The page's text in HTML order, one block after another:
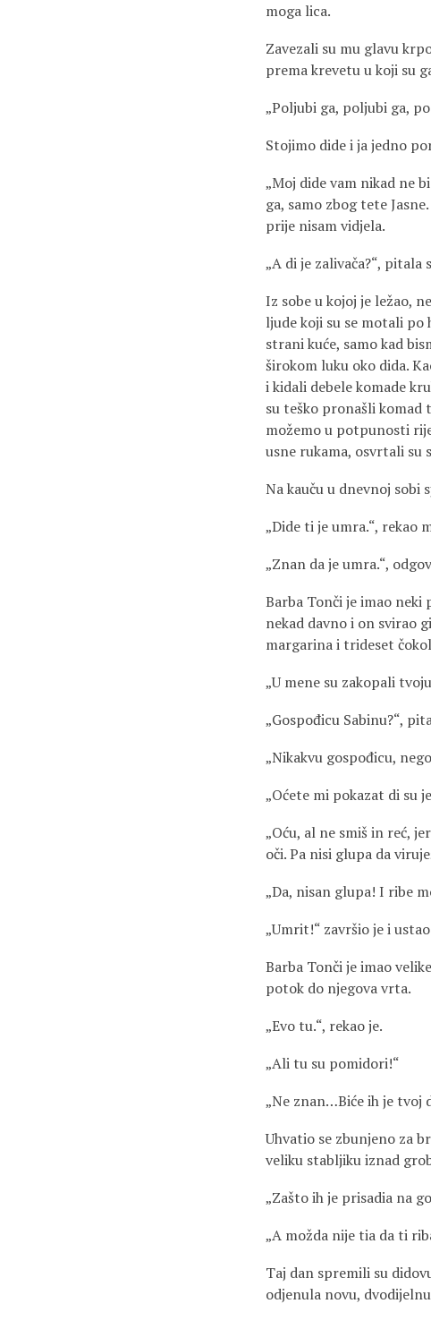
moga lica.
Zavezali su mu glavu
prema krevetu u koji su
„Poljubi ga, poljubi ga,
Stojimo dide i ja jedno
„Moj dide vam nikad ne
ga, samo zbog tete
prije nisam vidjela.
„A di je zalivača?“,
Iz sobe u kojoj je ležao,
ljude koji su se motali
strani kuće, samo kad
širokom luku oko dida.
i kidali debele komade
su teško pronašli komad
možemo u potpunosti
usne rukama, osvrtali su
Na kauču u dnevnoj sobi
„Dide ti je umra.“, rekao
„Znan da je umra.“,
Barba Tonči je imao neki
nekad davno i on svirao
margarina i trideset
„U mene su zakopali
„Gospođicu Sabinu?“,
„Nikakvu gospođicu,
„Oćete mi pokazat di su
„Oću, al ne smiš in reć,
oči. Pa nisi glupa da
„Da, nisan glupa! I ribe
„Umrit!“ završio je i
Barba Tonči je imao
potok do njegova vrta.
„Evo tu.“, rekao je.
„Ali tu su pomidori!“
„Ne znan…Biće ih je tvoj
Uhvatio se zbunjeno za
veliku stabljiku iznad
„Zašto ih je prisadia na
„A možda nije tia da ti
Taj dan spremili su
odjenula novu,